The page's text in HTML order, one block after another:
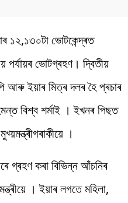
১২,১৩০টা ভোটকেন্দ্ৰত
পৰ্যায়ৰ ভোটগ্ৰহণ। দ্বিতীয়
আৰু ইয়াৰ মিত্ৰ দলৰ হৈ প্ৰচাৰ
বিশ্ব শৰ্মাই । ইখনৰ পিছত
।
গ্ৰহণ কৰা বিভিন্ন আঁচনিৰ
। ইয়াৰ লগতে মহিলা,